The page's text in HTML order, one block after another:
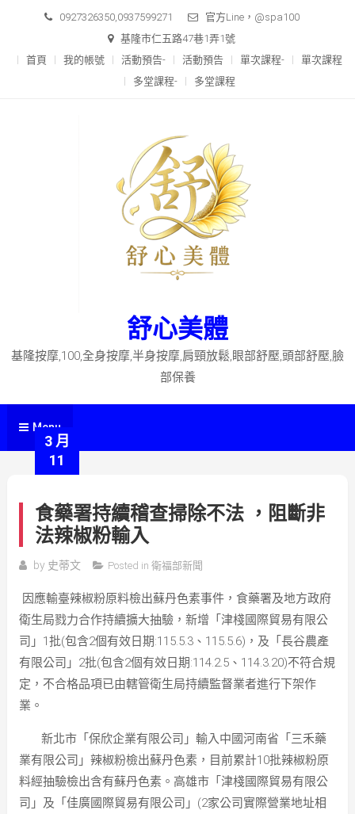
content
0927326350,0937599271
官方Line，@spa100
基隆市仁五路47巷1弄1號
首頁
我的帳號 活動預告- 活動預告 單次課程-
單次課程
多堂課程-
多堂課程
舒心美體
基隆按摩,100,全身按摩,半身按摩,肩頸放鬆,眼部舒壓,頭部舒壓,臉
部保養
Menu
3 月
11
食藥署持續稽查掃除不法 ，阻斷非
法辣椒粉輸入
by 史蒂文 Posted in 衛福部新聞
因應輸臺辣椒粉原料檢出蘇丹色素事件，食藥署及地方政府
衛生局戮力合作持續擴大抽驗，新增「津棧國際貿易有限公
司」1批(包含2個有效日期:115.5.3、115.5.6)，及「長谷農產
有限公司」2批(包含2個有效日期:114.2.5、114.3.20)不符合規
定，不合格品項已由轄管衛生局持續監督業者進行下架作
業。
新北市「保欣企業有限公司」輸入中國河南省「三禾藥
業有限公司」辣椒粉檢出蘇丹色素，目前累計10批辣椒粉原
料經抽驗檢出含有蘇丹色素。高雄市「津棧國際貿易有限公
司」及「佳廣國際貿易有限公司」(2家公司實際營業地址相